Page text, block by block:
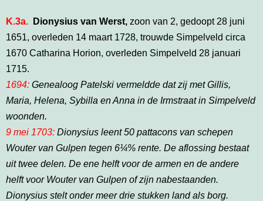
K.3a. Dionysius van Werst, zoon van 2, gedoopt 28 juni
1651, overleden 14 maart 1728, trouwde Simpelveld circa
1670 Catharina Horion, overleden Simpelveld 28 januari
1715.
1694: Genealoog Patelski vermeldde dat zij met Gillis,
Maria, Helena, Sybilla en Anna in de Irmstraat in Simpelveld
woonden.
9 mei 1703: Dionysius leent 50 pattacons van schepen
Wouter van Gulpen tegen 6¼% rente. De aflossing bestaat
uit twee delen. De ene helft voor de armen en de andere
helft voor Wouter van Gulpen of zijn nabestaanden.
Dionysius stelt onder meer drie stukken land als borg.